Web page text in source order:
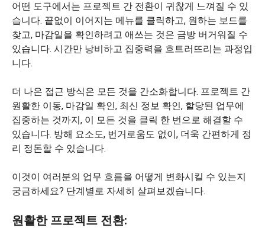
어떤 도구에서는 프로젝트 간 전환이 귀찮게 느껴질 수 있
습니다. 끝없이 이어지는 메뉴를 클릭하고, 원하는 보드를
찾고, 마감일을 확인하려고 애쓰는 것은 금방 버거워질 수
있습니다. 시간만 낭비하고 집중력을 흐트러뜨리는 과정입
니다.
더 나은 접근 방식은 모든 것을 간소화합니다. 프로젝트 간
원활한 이동, 마감일 확인, 최신 정보 확인, 할당된 업무에
집중하는 것까지, 이 모든 것을 클릭 한 번으로 해결할 수
있습니다. 방해 요소도, 번거로움도 없이, 더욱 간편하게 정
리 정돈할 수 있습니다.
이것이 여러분의 업무 흐름을 어떻게 변화시킬 수 있는지
궁금하세요? 단계별로 자세히 살펴보겠습니다.
원활한 프로젝트 전환: